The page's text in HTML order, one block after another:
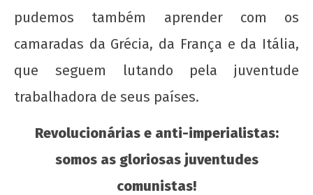
wp-
admin
pudemos também aprender com os
camaradas da Grécia, da França e da Itália,
que seguem lutando pela juventude
trabalhadora de seus países.
Revolucionárias e anti-imperialistas:
somos as gloriosas juventudes
comunistas!